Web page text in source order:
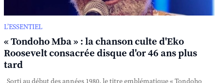
L’ESSENTIEL
« Tondoho Mba » : la chanson culte d'Eko
Roosevelt consacrée disque d'or 46 ans plus
tard